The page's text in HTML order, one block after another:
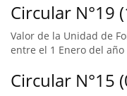
Circular N°19
Valor de la Unidad de
entre el 1 Enero del año
Circular N°15